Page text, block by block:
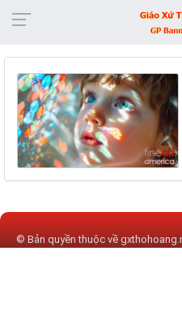
© Bản quyền thuộc về